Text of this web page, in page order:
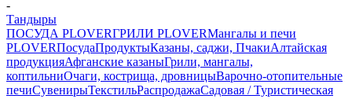
-
Тандыры
ПОСУДА PLOVERГРИЛИ PLOVERМангалы и печи
PLOVERПосудаПродуктыКазаны, саджи, ПчакиАлтайская
продукцияАфганские казаныГрили, мангалы,
коптильниОчаги, кострища, дровницыВарочно-отопительные
печиСувенирыТекстильРаспродажаСадовая / Туристическая